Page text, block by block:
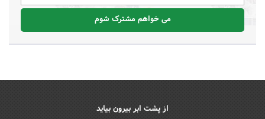
می خواهم مشترک شوم
از پشت ابر بیرون بیاید